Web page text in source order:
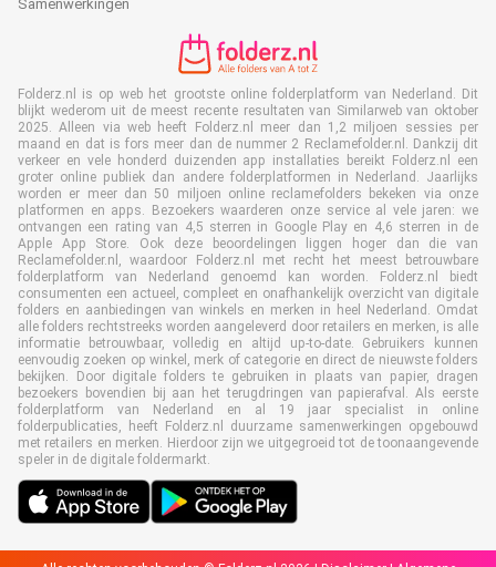
Samenwerkingen
Folderz.nl is op web het grootste online folderplatform van Nederland. Dit
blijkt wederom uit de meest recente resultaten van Similarweb van oktober
2025. Alleen via web heeft Folderz.nl meer dan 1,2 miljoen sessies per
maand en dat is fors meer dan de nummer 2 Reclamefolder.nl. Dankzij dit
verkeer en vele honderd duizenden app installaties bereikt Folderz.nl een
groter online publiek dan andere folderplatformen in Nederland. Jaarlijks
worden er meer dan 50 miljoen online reclamefolders bekeken via onze
platformen en apps. Bezoekers waarderen onze service al vele jaren: we
ontvangen een rating van 4,5 sterren in Google Play en 4,6 sterren in de
Apple App Store. Ook deze beoordelingen liggen hoger dan die van
Reclamefolder.nl, waardoor Folderz.nl met recht het meest betrouwbare
folderplatform van Nederland genoemd kan worden. Folderz.nl biedt
consumenten een actueel, compleet en onafhankelijk overzicht van digitale
folders en aanbiedingen van winkels en merken in heel Nederland. Omdat
alle folders rechtstreeks worden aangeleverd door retailers en merken, is alle
informatie betrouwbaar, volledig en altijd up-to-date. Gebruikers kunnen
eenvoudig zoeken op winkel, merk of categorie en direct de nieuwste folders
bekijken. Door digitale folders te gebruiken in plaats van papier, dragen
bezoekers bovendien bij aan het terugdringen van papierafval. Als eerste
folderplatform van Nederland en al 19 jaar specialist in online
folderpublicaties, heeft Folderz.nl duurzame samenwerkingen opgebouwd
met retailers en merken. Hierdoor zijn we uitgegroeid tot de toonaangevende
speler in de digitale foldermarkt.